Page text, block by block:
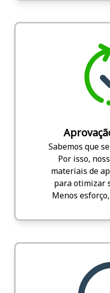
Sabemos que
Por isso,
materiais de
para otimizar
Menos